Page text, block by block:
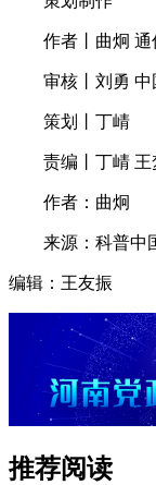
作者丨曲炯 通
审核丨刘勇 中
策划丨丁崝
责编丨丁崝 王
作者：曲炯
来源：科普中
编辑：王友振
推荐阅读